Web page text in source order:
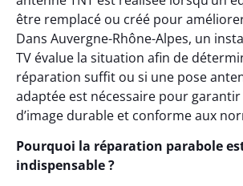
être remplacé ou créé pour
Dans Auvergne-Rhône-Alpes, un
TV évalue la situation afin de
réparation suffit ou si une pose
adaptée est nécessaire pour
d’image durable et conforme aux
Pourquoi la réparation parabole
indispensable ?